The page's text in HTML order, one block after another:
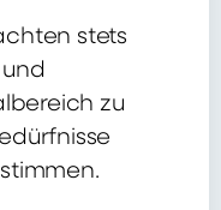
stets
zu